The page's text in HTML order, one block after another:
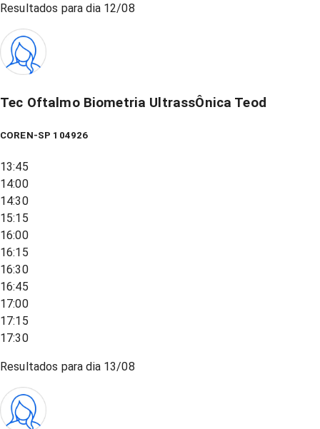
Resultados para dia 12/08
Tec Oftalmo Biometria UltrassÔnica Teod
COREN-SP 104926
13:45
14:00
14:30
15:15
16:00
16:15
16:30
16:45
17:00
17:15
17:30
Resultados para dia 13/08